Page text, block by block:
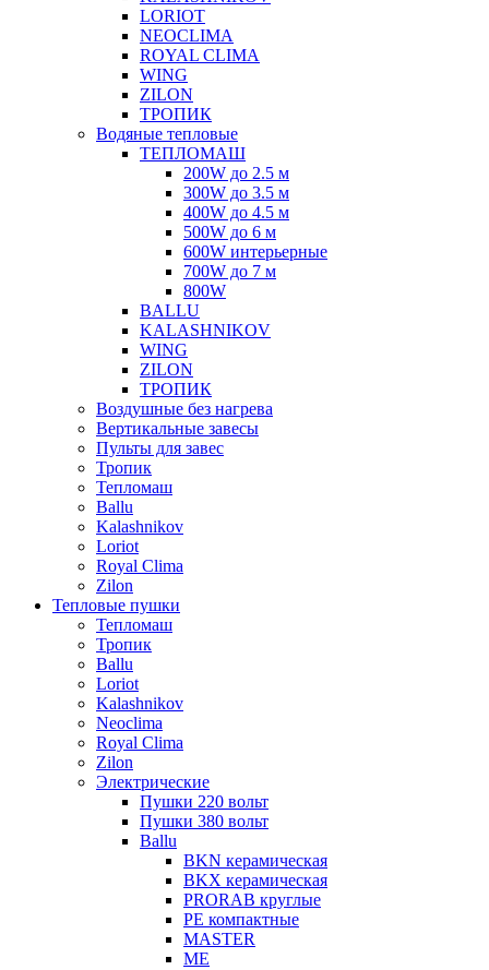
LORIOT
NEOCLIMA
ROYAL CLIMA
WING
ZILON
ТРОПИК
Водяные тепловые
ТЕПЛОМАШ
200W до 2.5 м
300W до 3.5 м
400W до 4.5 м
500W до 6 м
600W интерьерные
700W до 7 м
800W
BALLU
KALASHNIKOV
WING
ZILON
ТРОПИК
Воздушные без нагрева
Вертикальные завесы
Пульты для завес
Тропик
Тепломаш
Ballu
Kalashnikov
Loriot
Royal Clima
Zilon
Тепловые пушки
Тепломаш
Тропик
Ballu
Loriot
Kalashnikov
Neoclima
Royal Clima
Zilon
Электрические
Пушки 220 вольт
Пушки 380 вольт
Ballu
BKN керамическая
BKX керамическая
PRORAB круглые
PE компактные
MASTER
МЕ